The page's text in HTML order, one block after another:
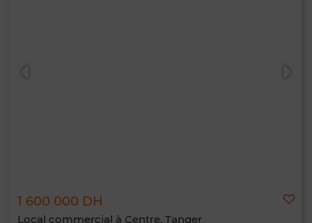
1 600 000 DH
Local commercial à Centre, Tanger